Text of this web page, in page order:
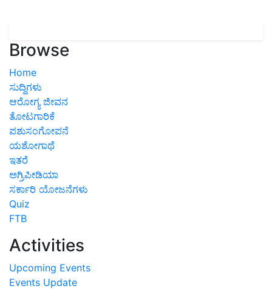
Browse
Home
ಸುದ್ದಿಗಳು
ಆರೋಗ್ಯ ಜೀವನ
ತೋಟಗಾರಿಕೆ
ಪಶುಸಂಗೋಪನೆ
ಯಶೋಗಾಥೆ
ಇತರೆ
ಅಗ್ರಿಪೀಡಿಯಾ
ಸರ್ಕಾರಿ ಯೋಜನೆಗಳು
Quiz
FTB
Activities
Upcoming Events
Events Update